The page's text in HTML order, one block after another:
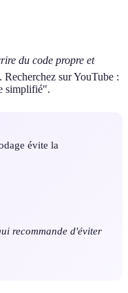
du code propre et
sur YouTube :
simplifié".
évite la
recommande d'éviter